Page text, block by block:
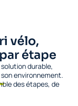
vélo,
étape
durable,
environnement.
des étapes, de